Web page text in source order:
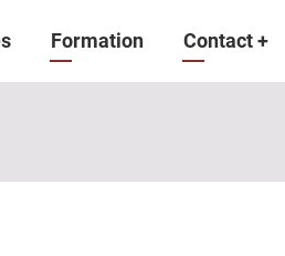
Formation Contact+